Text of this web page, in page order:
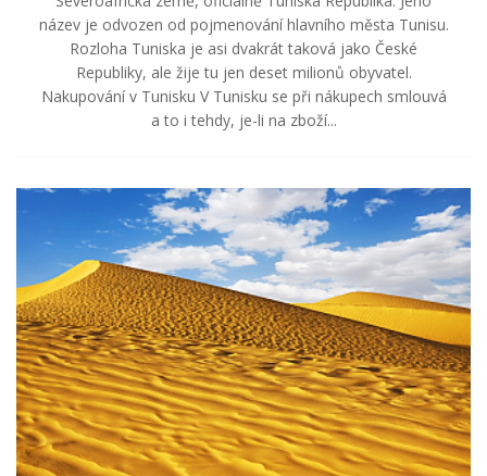
název je odvozen od pojmenování hlavního města Tunisu.
Rozloha Tuniska je asi dvakrát taková jako České
Republiky, ale žije tu jen deset milionů obyvatel.
Nakupování v Tunisku V Tunisku se při nákupech smlouvá
a to i tehdy, je-li na zboží...